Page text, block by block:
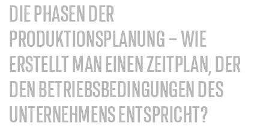
DIE PHASEN DER
PRODUKTIONSPLANUNG – WIE
ERSTELLT MAN EINEN ZEITPLAN, DER
DEN BETRIEBSBEDINGUNGEN DES
UNTERNEHMENS ENTSPRICHT?